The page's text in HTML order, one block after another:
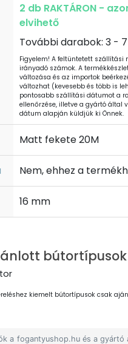
2 db RAKTÁRON -
elvihető
További darabok: 3 -
Figyelem! A feltüntetett szállítási
irányadó számok. A
változása és az importok
változhat (kevesebb és több is
pontosabb szállítási dátumot a
ellenőrzése, illetve a gyártó által
dátum alapján küldjük ki Önnek.
Matt fekete 20M
Nem, ehhez a
16 mm
bútortípusok
kiemelt bútortípusok csak
a fogantyushop.hu és a